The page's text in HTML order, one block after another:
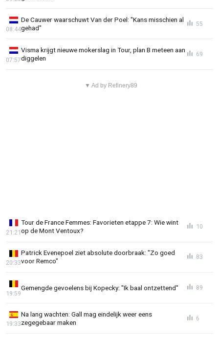
De Cauwer waarschuwt Van der Poel: "Kans misschien al
gehad"
08:44
55
Visma krijgt nieuwe mokerslag in Tour, plan B meteen aan
diggelen
07:57
69
▼ Ad by Refinery89
Tour de France Femmes: Favorieten etappe 7: Wie wint
op de Mont Ventoux?
21:21
10
Patrick Evenepoel ziet absolute doorbraak: "Zo goed
voor Remco"
20:33
83
Gemengde gevoelens bij Kopecky: "Ik baal ontzettend"
19:59
89
Na lang wachten: Gall mag eindelijk weer eens
zegegebaar maken
19:33
6